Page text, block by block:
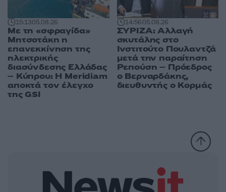
15:1305.08.26
Με τη «σφραγίδα»
Μητσοτάκη η
επανεκκίνηση της
ηλεκτρικής
διασύνδεσης Ελλάδας
– Κύπρου: Η Meridiam
αποκτά τον έλεγχο
της GSI
14:5605.08.26
ΣΥΡΙΖΑ: Αλλαγή
σκυτάλης στο
Ινστιτούτο Πουλαντζά
μετά την παραίτηση
Ρεπούση – Πρόεδρος
ο Βερναρδάκης,
διευθυντής ο Κορμάς